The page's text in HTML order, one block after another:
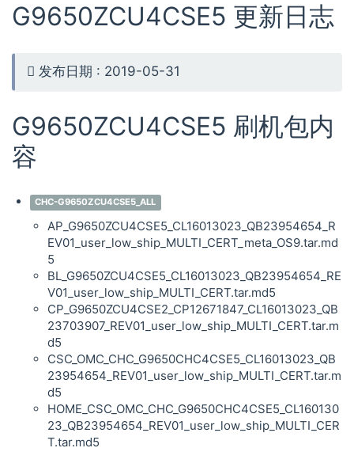
G9650ZCU4CSE5 更新日志
发布日期 : 2019-05-31
G9650ZCU4CSE5 刷机包内
容
CHC-G9650ZCU4CSE5_ALL
AP_G9650ZCU4CSE5_CL16013023_QB23954654_R
EV01_user_low_ship_MULTI_CERT_meta_OS9.tar.md
5
BL_G9650ZCU4CSE5_CL16013023_QB23954654_RE
V01_user_low_ship_MULTI_CERT.tar.md5
CP_G9650ZCU4CSE2_CP12671847_CL16013023_QB
23703907_REV01_user_low_ship_MULTI_CERT.tar.m
d5
CSC_OMC_CHC_G9650CHC4CSE5_CL16013023_QB
23954654_REV01_user_low_ship_MULTI_CERT.tar.m
d5
HOME_CSC_OMC_CHC_G9650CHC4CSE5_CL160130
23_QB23954654_REV01_user_low_ship_MULTI_CER
T.tar.md5